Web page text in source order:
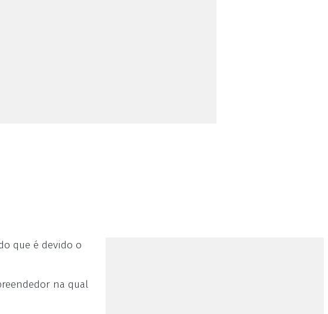
que é devido o
na qual